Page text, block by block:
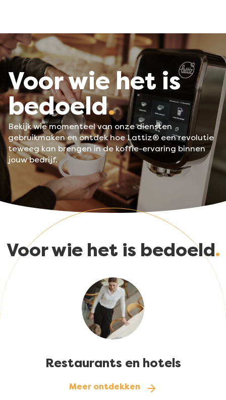
Voor wie het is
bedoeld
Bekijk wie momenteel van onze diensten
gebruikmaken en ontdek hoe Lattiz® een revolutie
teweeg kan brengen in de koffie-ervaring binnen
jouw bedrijf.
Voor wie het is bedoeld
Afbeelding
Restaurants en hotels
Meer ontdekken